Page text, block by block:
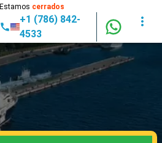
Estamos cerrados
+1 (786) 842-
4533